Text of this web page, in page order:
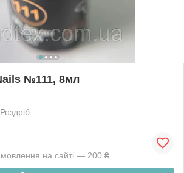
№111, 8мл
Роздріб
на сайті — 200 ₴